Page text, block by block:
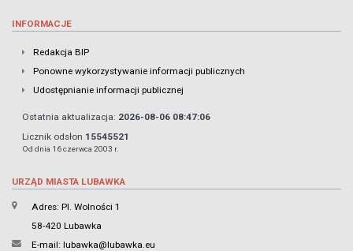
INFORMACJE
Redakcja BIP
Ponowne wykorzystywanie informacji publicznych
Udostępnianie informacji publicznej
Ostatnia aktualizacja: 2026-08-06 08:47:06
Licznik odsłon 15545521
Od dnia 16 czerwca 2003 r.
URZĄD MIASTA LUBAWKA
Adres: Pl. Wolności 1
58-420 Lubawka
E-mail: lubawka@lubawka.eu